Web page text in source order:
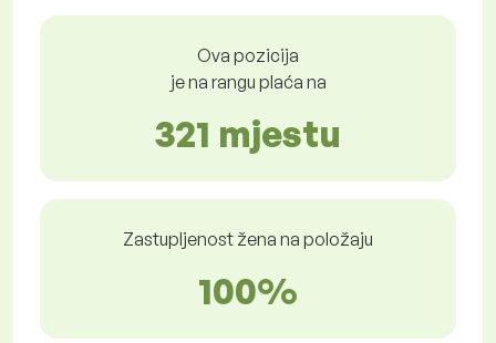
Ova pozicija
je na rangu plaća na
321 mjestu
Zastupljenost žena na položaju
100%